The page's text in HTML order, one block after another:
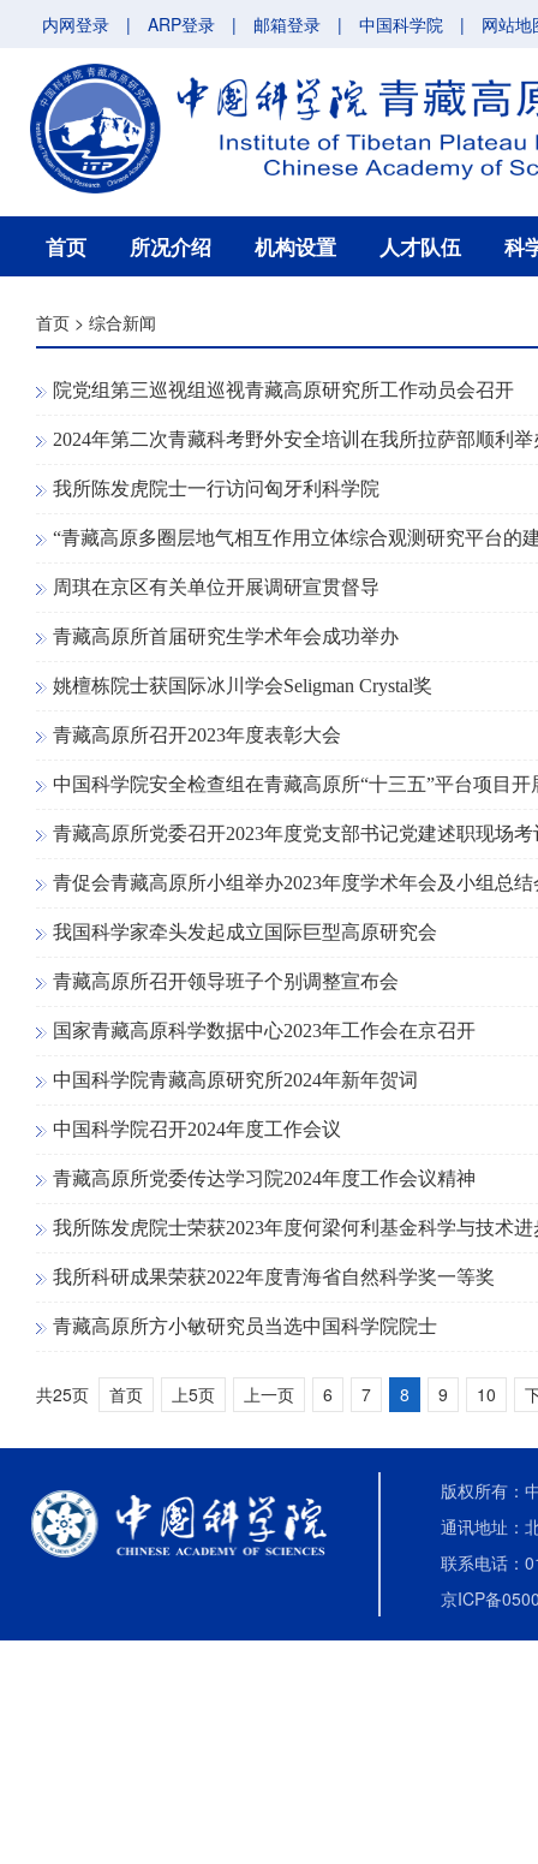
内网登录 | ARP登录 | 邮箱登录 | 中国科学院 | 网站地
首页 所况介绍 机构设置 人才队伍 科
首页 > 综合新闻
院党组第三巡视组巡视青藏高原研究所工作动员会召开
2024年第二次青藏科考野外安全培训在我所拉萨部顺利举
我所陈发虎院士一行访问匈牙利科学院
“青藏高原多圈层地气相互作用立体综合观测研究平台的
周琪在京区有关单位开展调研宣贯督导
青藏高原所首届研究生学术年会成功举办
姚檀栋院士获国际冰川学会Seligman Crystal奖
青藏高原所召开2023年度表彰大会
中国科学院安全检查组在青藏高原所“十三五”平台项目
青藏高原所党委召开2023年度党支部书记党建述职现场考
青促会青藏高原所小组举办2023年度学术年会及小组总结
我国科学家牵头发起成立国际巨型高原研究会
青藏高原所召开领导班子个别调整宣布会
国家青藏高原科学数据中心2023年工作会在京召开
中国科学院青藏高原研究所2024年新年贺词
中国科学院召开2024年度工作会议
青藏高原所党委传达学习院2024年度工作会议精神
我所陈发虎院士荣获2023年度何梁何利基金科学与技术进
我所科研成果荣获2022年度青海省自然科学奖一等奖
青藏高原所方小敏研究员当选中国科学院院士
共25页 首页 上5页 上一页 6 7 8 9 10
版权所有：
通讯地址：
联系电话：
京ICP备